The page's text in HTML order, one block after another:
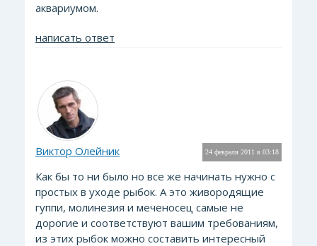
аквариумом.
написать ответ
24 февраля 2011 в 03:18
Виктор Олейник
Как бы то ни было но все же начинать нужно с
простых в уходе рыбок. А это живородящие
гуппи, молинезия и меченосец самые не
дорогие и соответствуют вашим требованиям,
из этих рыбок можно составить интересный